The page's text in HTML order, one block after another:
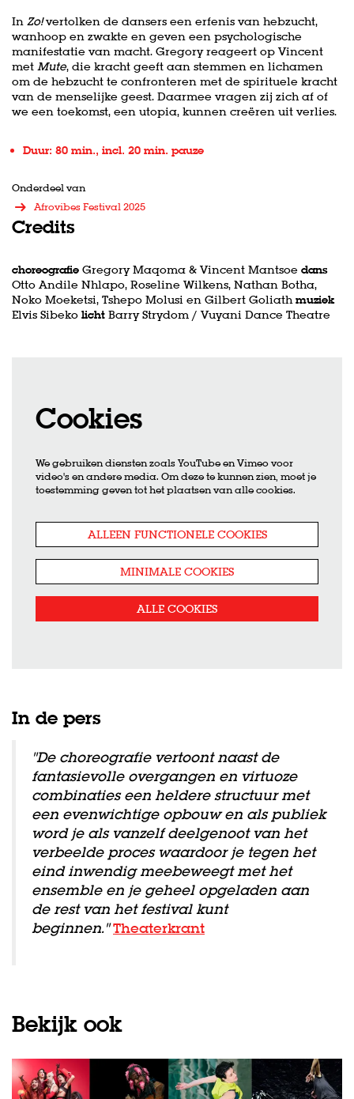
In Zo!vertolken de dansers een erfenis van hebzucht,
wanhoop en zwakte en geven een psychologische
manifestatie van macht. Gregory reageert op Vincent
met Mute, die kracht geeft aan stemmen en lichamen
om de hebzucht te confronteren met de spirituele kracht
van de menselijke geest. Daarmee vragen zij zich af of
we een toekomst, een utopia, kunnen creëren uit verlies.
Duur: 80 min., incl. 20 min. pauze
Onderdeel van
Afrovibes Festival 2025
Credits
choreografie Gregory Maqoma & Vincent Mantsoe dans
Otto Andile Nhlapo, Roseline Wilkens, Nathan Botha,
Noko Moeketsi, Tshepo Molusi en Gilbert Goliathmuziek
Elvis Sibeko licht Barry Strydom / Vuyani Dance Theatre
Cookies
We gebruiken diensten zoals YouTube en Vimeo voor
video's en andere media. Om deze te kunnen zien, moet je
toestemming geven tot het plaatsen van alle cookies.
ALLEEN FUNCTIONELE COOKIES
MINIMALE COOKIES
ALLE COOKIES
In de pers
"De choreografie vertoont naast de
fantasievolle overgangen en virtuoze
combinaties een heldere structuur met
een evenwichtige opbouw en als publiek
word je als vanzelf deelgenoot van het
verbeelde proces waardoor je tegen het
eind inwendig meebeweegt met het
ensemble en je geheel opgeladen aan
de rest van het festival kunt
beginnen."Theaterkrant
Bekijk ook
Inzoomen